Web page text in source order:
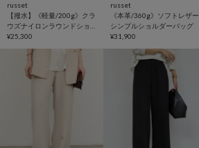
russet
【撥水】《軽量/200g》クラ
ウズナイロンラウンドショ
ルダーバッグ
¥25,300
russet
《本革/360g》ソフトレザー
シンプルショルダーバッグ
¥31,900